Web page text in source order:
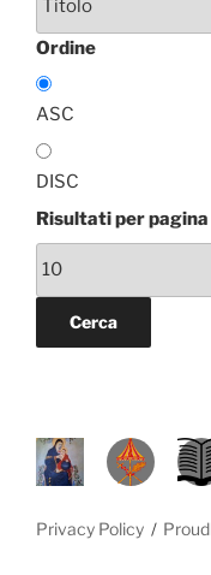
Ordine
ASC
DISC
Risultati per pagina
P
R
D
A
L
.
Privacy Policy